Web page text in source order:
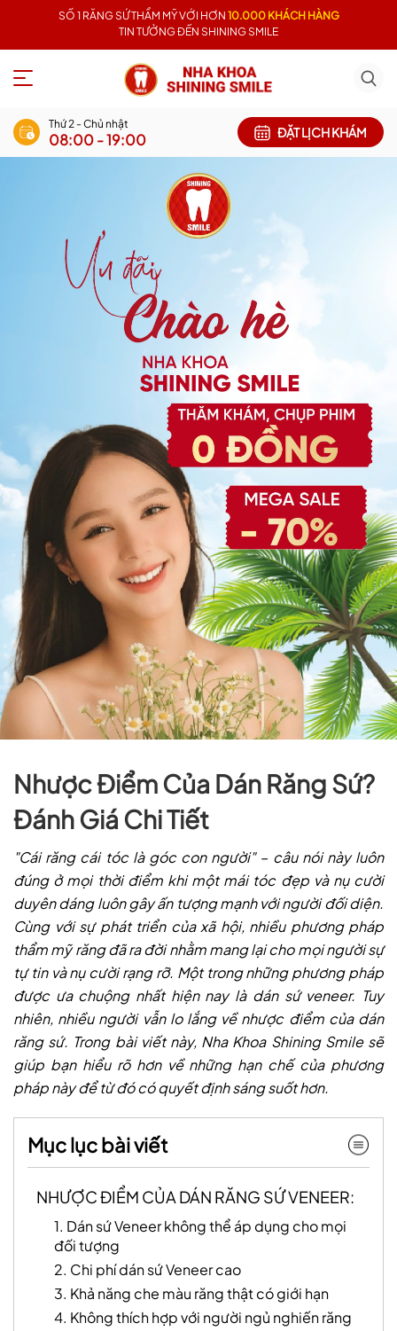
SỐ 1 RĂNG SỨ THẨM MỸ VỚI HƠN 10.000 KHÁCH HÀNG
TIN TƯỞNG ĐẾN SHINING SMILE
Thứ 2 - Chủ nhật
08:00 - 19:00 ĐẶT LỊCH KHÁM
Nhược Điểm Của Dán Răng Sứ?
Đánh Giá Chi Tiết
"Cái răng cái tóc là góc con người" – câu nói này luôn
đúng ở mọi thời điểm khi một mái tóc đẹp và nụ cười
duyên dáng luôn gây ấn tượng mạnh với người đối diện.
Cùng với sự phát triển của xã hội, nhiều phương pháp
thẩm mỹ răng đã ra đời nhằm mang lại cho mọi người sự
tự tin và nụ cười rạng rỡ. Một trong những phương pháp
được ưa chuộng nhất hiện nay là dán sứ veneer. Tuy
nhiên, nhiều người vẫn lo lắng về nhược điểm của dán
răng sứ. Trong bài viết này, Nha Khoa Shining Smile sẽ
giúp bạn hiểu rõ hơn về những hạn chế của phương
pháp này để từ đó có quyết định sáng suốt hơn.
Mục lục bài viết
NHƯỢC ĐIỂM CỦA DÁN RĂNG SỨ VENEER:
1. Dán sứ Veneer không thể áp dụng cho mọi
đối tượng
2. Chi phí dán sứ Veneer cao
3. Khả năng che màu răng thật có giới hạn
4. Không thích hợp với người ngủ nghiến răng